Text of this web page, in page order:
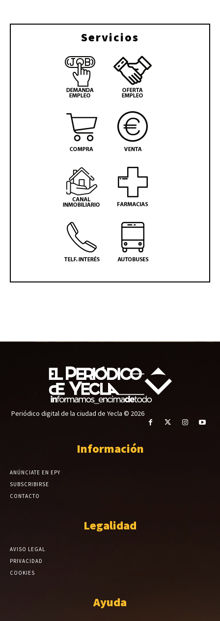
Servicios
Periódico digital de la ciudad de Yecla © 2026
Información
ANÚNCIATE EN EPY
SUBSCRIBIRSE
CONTACTO
Legalidad
AVISO LEGAL
PRIVACIDAD
COOKIES
Ayuda